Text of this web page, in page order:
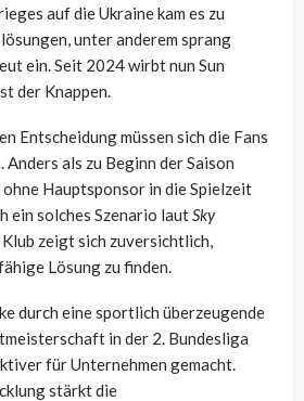
auf die Ukraine kam es zu
unter anderem sprang
ein. Seit 2024 wirbt nun Sun
der Knappen.
Entscheidung müssen sich die Fans
Anders als zu Beginn der Saison
Hauptsponsor in die Spielzeit
ein solches Szenario lautSky
zeigt sich zuversichtlich,
Lösung zu finden.
durch eine sportlich überzeugende
in der 2. Bundesliga
für Unternehmen gemacht.
stärkt die